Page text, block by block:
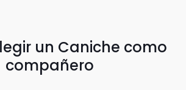
un Caniche como
compañero